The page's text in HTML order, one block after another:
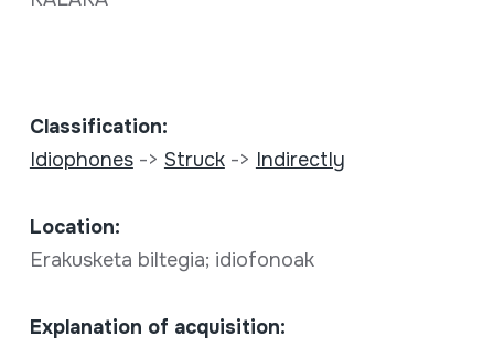
Classification:
Idiophones-> Struck-> Indirectly
Location:
Erakusketa biltegia; idiofonoak
Explanation of acquisition: